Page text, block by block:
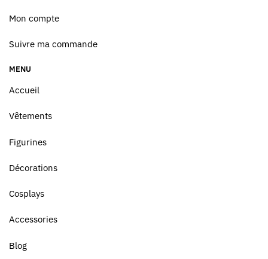
Mon compte
Suivre ma commande
MENU
Accueil
Vêtements
Figurines
Décorations
Cosplays
Accessories
Blog